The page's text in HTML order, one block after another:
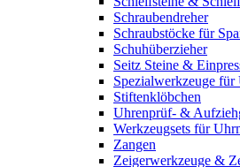
Schraubendreher
Schraubstöcke für
Schuhüberzieher
Seitz Steine &
Spezialwerkzeuge für
Stiftenklöbchen
Uhrenprüf- &
Werkzeugsets für
Zangen
Zeigerwerkzeuge &